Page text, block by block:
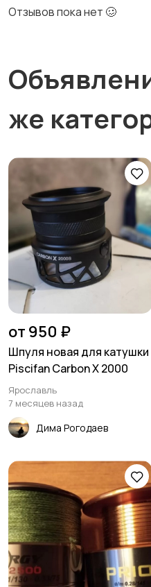
Отзывов пока нет 🥴
же
от 950 ₽
Шпуля новая для катушки
Piscifan Carbon X 2000
Ярославль
7 месяцев назад
Дима Рогодаев